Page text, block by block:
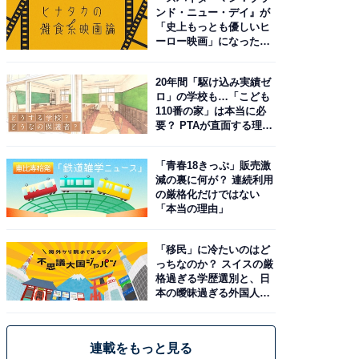
ンド・ニュー・デイ』が
「史上もっとも優しいヒ
ーロー映画」になった理
20年間「駆け込み実績ゼ
ロ」の学校も…「こども
110番の家」は本当に必
要？ PTAが直面する理想
「青春18きっぷ」販売激
減の裏に何が？ 連続利用
の厳格化だけではない
「本当の理由」
「移民」に冷たいのはど
っちなのか？ スイスの厳
格過ぎる学歴選別と、日
本の曖昧過ぎる外国人政
連載をもっと見る